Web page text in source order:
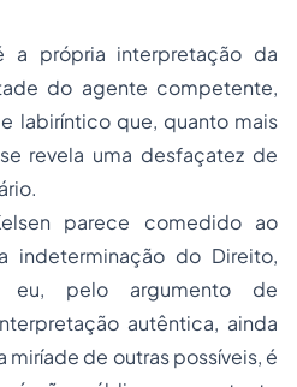
própria interpretação da
do agente competente,
labiríntico que, quanto mais
revela uma desfaçatez de
parece comedido ao
indeterminação do Direito,
eu, pelo argumento de
autêntica, ainda
miríade de outras possíveis, é